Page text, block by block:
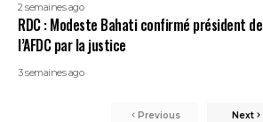
2 semaines ago
RDC : Modeste Bahati confirmé président de
l’AFDC par la justice
3 semaines ago
Previous Next